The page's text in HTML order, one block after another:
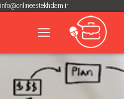
info@onlineestekhdam.ir
خانه
فرصت
های
شغلی